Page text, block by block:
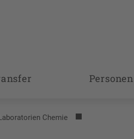
Personen
Chemie